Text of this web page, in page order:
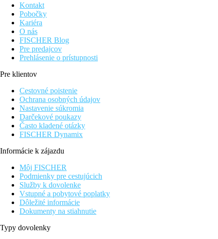
Kontakt
Pobočky
Kariéra
O nás
FISCHER Blog
Pre predajcov
Prehlásenie o prístupnosti
Pre klientov
Cestovné poistenie
Ochrana osobných údajov
Nastavenie súkromia
Darčekové poukazy
Často kladené otázky
FISCHER Dynamix
Informácie k zájazdu
Môj FISCHER
Podmienky pre cestujúcich
Služby k dovolenke
Vstupné a pobytové poplatky
Dôležité informácie
Dokumenty na stiahnutie
Typy dovolenky